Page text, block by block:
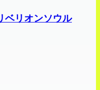
ベリオンソウル